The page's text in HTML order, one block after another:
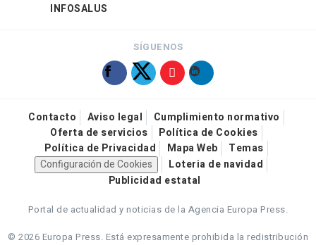
INFOSALUS
SÍGUENOS
Contacto Aviso legal
Cumplimiento normativo
Oferta de servicios
Política de Cookies
Política de Privacidad
Mapa Web
Temas
Configuración de Cookies
Loteria de navidad
Publicidad estatal
Portal de actualidad y noticias de la Agencia Europa Press.
© 2026 Europa Press. Está expresamente prohibida la redistribución